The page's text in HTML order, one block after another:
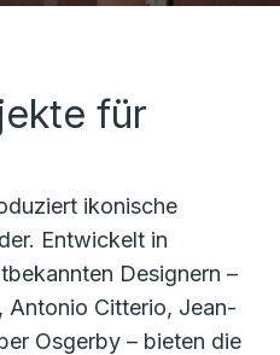
für
ikonische
Entwickelt in
Designern –
Antonio Citterio, Jean-
Osgerby – bieten die